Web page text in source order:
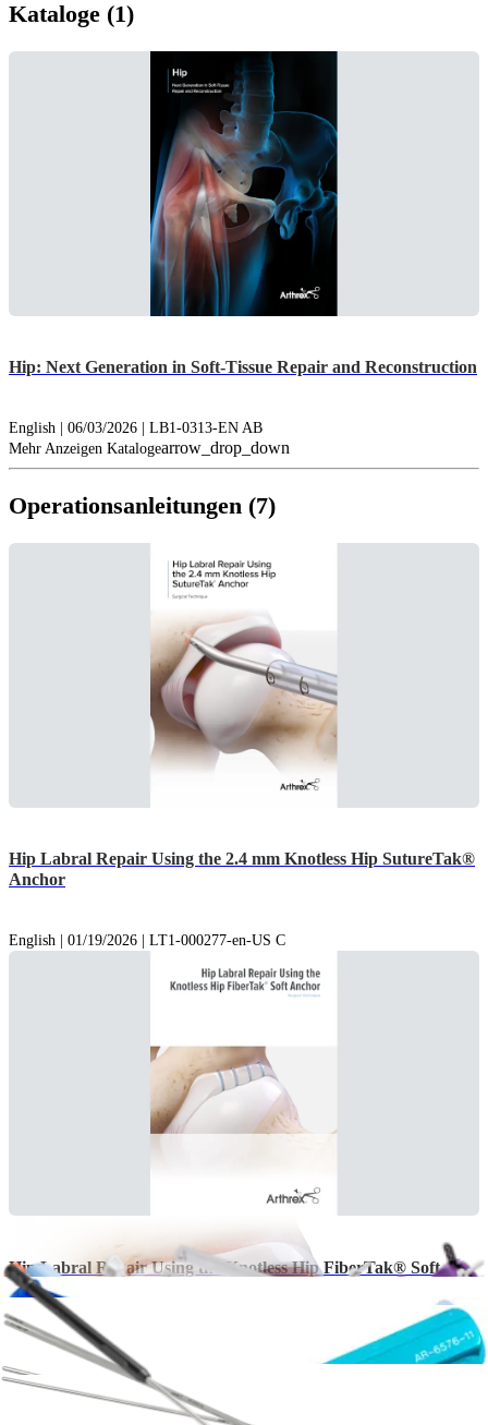
Kataloge (1)
Hip: Next Generation in Soft-Tissue Repair and Reconstruction
English | 06/03/2026 | LB1-0313-EN AB
Mehr Anzeigen Katalogearrow_drop_down
Operationsanleitungen (7)
Hip Labral Repair Using the 2.4 mm Knotless Hip SutureTak®
Anchor
English | 01/19/2026 | LT1-000277-en-US C
Hip Labral Repair Using the Knotless Hip FiberTak® Soft
Anchor
English | 10/01/2024 | LT1-000003-en-US F